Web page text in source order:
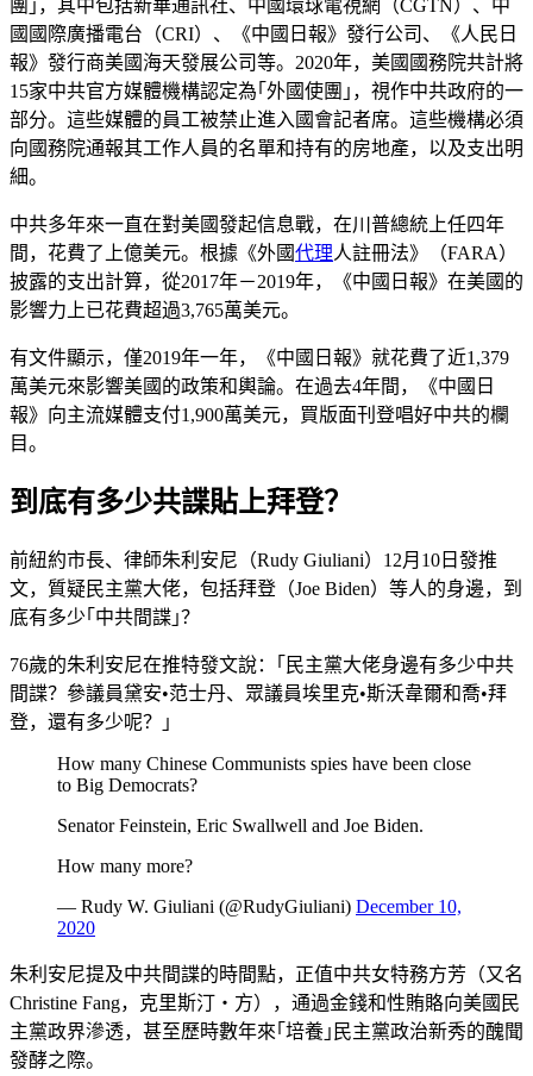
團｣，其中包括新華通訊社、中國環球電視網（CGTN）、中
國國際廣播電台（CRI）、《中國日報》發行公司、《人民日
報》發行商美國海天發展公司等。2020年，美國國務院共計將
15家中共官方媒體機構認定為｢外國使團｣，視作中共政府的一
部分。這些媒體的員工被禁止進入國會記者席。這些機構必須
向國務院通報其工作人員的名單和持有的房地產，以及支出明
細。
中共多年來一直在對美國發起信息戰，在川普總統上任四年
間，花費了上億美元。根據《外國代理人註冊法》（FARA）
披露的支出計算，從2017年－2019年，《中國日報》在美國的
影響力上已花費超過3,765萬美元。
有文件顯示，僅2019年一年，《中國日報》就花費了近1,379
萬美元來影響美國的政策和輿論。在過去4年間，《中國日
報》向主流媒體支付1,900萬美元，買版面刊登唱好中共的欄
目。
到底有多少共諜貼上拜登？
前紐約市長、律師朱利安尼（Rudy Giuliani）12月10日發推
文，質疑民主黨大佬，包括拜登（Joe Biden）等人的身邊，到
底有多少｢中共間諜｣？
76歲的朱利安尼在推特發文說：｢民主黨大佬身邊有多少中共
間諜？參議員黛安•范士丹、眾議員埃里克•斯沃韋爾和喬•拜
登，還有多少呢？｣
How many Chinese Communists spies have been close
to Big Democrats?
Senator Feinstein, Eric Swallwell and Joe Biden.
How many more?
— Rudy W. Giuliani (@RudyGiuliani) December 10,
2020
朱利安尼提及中共間諜的時間點，正值中共女特務方芳（又名
Christine Fang，克里斯汀‧方），通過金錢和性賄賂向美國民
主黨政界滲透，甚至歷時數年來｢培養｣民主黨政治新秀的醜聞
發酵之際。